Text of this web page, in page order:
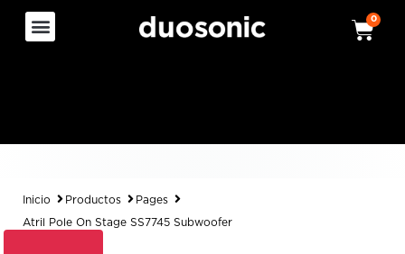
0
Inicio Productos Pages
Atril Pole On Stage SS7745 Subwoofer